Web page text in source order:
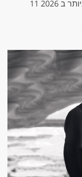
ב 2026